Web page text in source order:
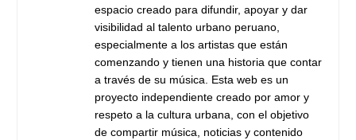
espacio creado para difundir, apoyar y dar
visibilidad al talento urbano peruano,
especialmente a los artistas que están
comenzando y tienen una historia que contar
a través de su música. Esta web es un
proyecto independiente creado por amor y
respeto a la cultura urbana, con el objetivo
de compartir música, noticias y contenido